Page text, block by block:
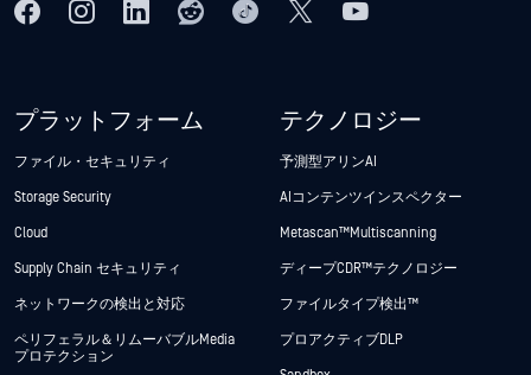
プラットフォーム
ファイル・セキュリティ
Storage Security
Cloud
Supply Chain セキュリティ
ネットワークの検出と対応
ペリフェラル＆リムーバブルMedia
プロテクション
テクノロジー
予測型アリンAI
AIコンテンツインスペクター
Metascan™ Multiscanning
ディープCDR™テクノロジー
ファイルタイプ検出™
プロアクティブDLP